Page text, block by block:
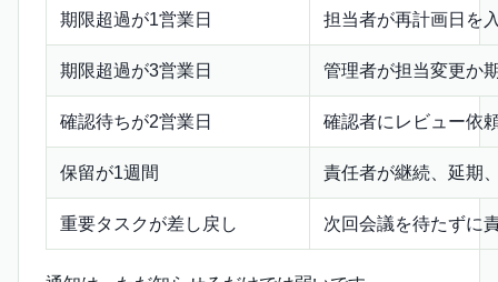
期限超過が1営業日 担当者が再計画日を
期限超過が3営業日 管理者が担当変更か
確認待ちが2営業日 確認者にレビュー依
保留が1週間 責任者が継続、延期
重要タスクが差し戻し 次回会議を待たずに